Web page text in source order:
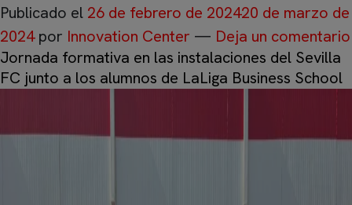
Publicado el 26 de febrero de 202420 de marzo de
2024 por Innovation Center — Deja un comentario
Jornada formativa en las instalaciones del Sevilla
FC junto a los alumnos de LaLiga Business School